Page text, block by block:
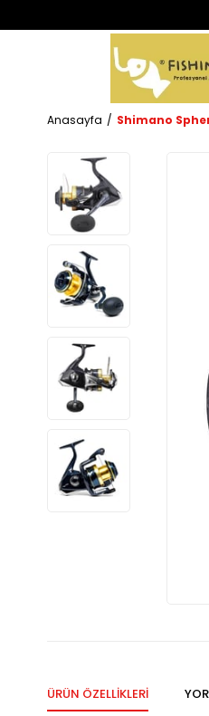
Anasayfa Shimano
ÜRÜN ÖZELLIKLERI